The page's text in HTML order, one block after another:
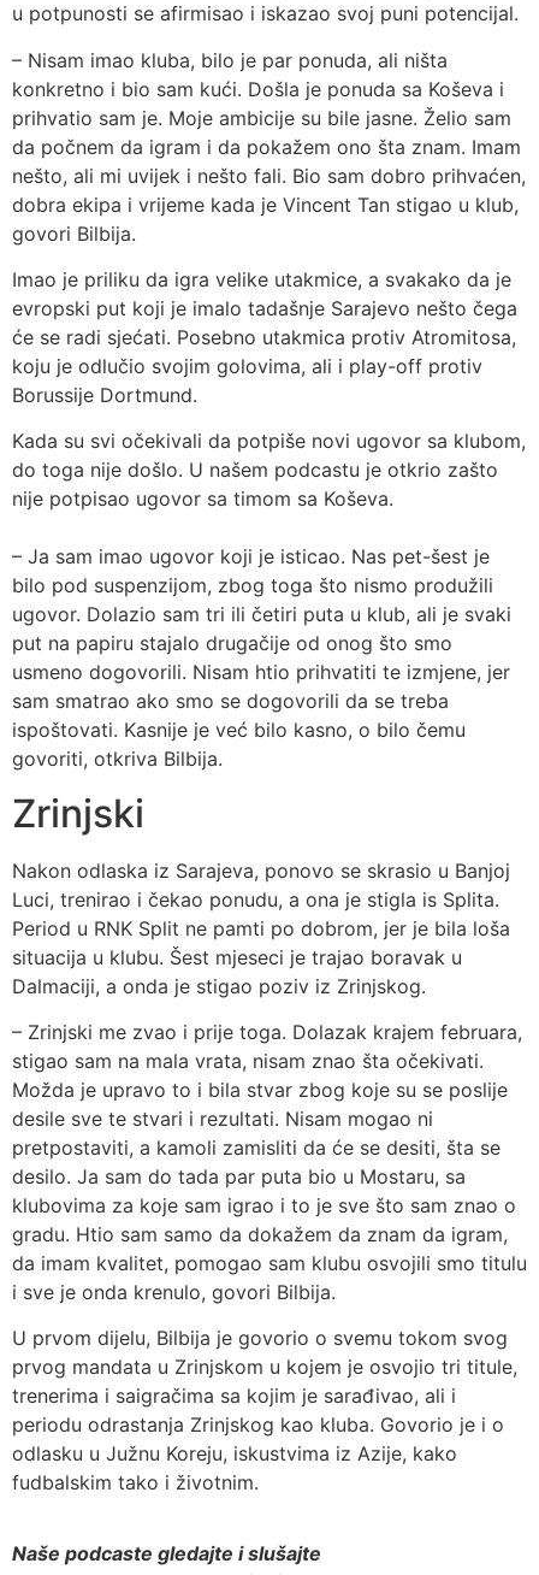
u potpunosti se afirmisao i iskazao svoj puni potencijal.
– Nisam imao kluba, bilo je par ponuda, ali ništa
konkretno i bio sam kući. Došla je ponuda sa Koševa i
prihvatio sam je. Moje ambicije su bile jasne. Želio sam
da počnem da igram i da pokažem ono šta znam. Imam
nešto, ali mi uvijek i nešto fali. Bio sam dobro prihvaćen,
dobra ekipa i vrijeme kada je Vincent Tan stigao u klub,
govori Bilbija.
Imao je priliku da igra velike utakmice, a svakako da je
evropski put koji je imalo tadašnje Sarajevo nešto čega
će se radi sjećati. Posebno utakmica protiv Atromitosa,
koju je odlučio svojim golovima, ali i play-off protiv
Borussije Dortmund.
Kada su svi očekivali da potpiše novi ugovor sa klubom,
do toga nije došlo. U našem podcastu je otkrio zašto
nije potpisao ugovor sa timom sa Koševa.
– Ja sam imao ugovor koji je isticao. Nas pet-šest je
bilo pod suspenzijom, zbog toga što nismo produžili
ugovor. Dolazio sam tri ili četiri puta u klub, ali je svaki
put na papiru stajalo drugačije od onog što smo
usmeno dogovorili. Nisam htio prihvatiti te izmjene, jer
sam smatrao ako smo se dogovorili da se treba
ispoštovati. Kasnije je već bilo kasno, o bilo čemu
govoriti, otkriva Bilbija.
Zrinjski
Nakon odlaska iz Sarajeva, ponovo se skrasio u Banjoj
Luci, trenirao i čekao ponudu, a ona je stigla is Splita.
Period u RNK Split ne pamti po dobrom, jer je bila loša
situacija u klubu. Šest mjeseci je trajao boravak u
Dalmaciji, a onda je stigao poziv iz Zrinjskog.
– Zrinjski me zvao i prije toga. Dolazak krajem februara,
stigao sam na mala vrata, nisam znao šta očekivati.
Možda je upravo to i bila stvar zbog koje su se poslije
desile sve te stvari i rezultati. Nisam mogao ni
pretpostaviti, a kamoli zamisliti da će se desiti, šta se
desilo. Ja sam do tada par puta bio u Mostaru, sa
klubovima za koje sam igrao i to je sve što sam znao o
gradu. Htio sam samo da dokažem da znam da igram,
da imam kvalitet, pomogao sam klubu osvojili smo titulu
i sve je onda krenulo, govori Bilbija.
U prvom dijelu, Bilbija je govorio o svemu tokom svog
prvog mandata u Zrinjskom u kojem je osvojio tri titule,
trenerima i saigračima sa kojim je sarađivao, ali i
periodu odrastanja Zrinjskog kao kluba. Govorio je i o
odlasku u Južnu Koreju, iskustvima iz Azije, kako
fudbalskim tako i životnim.
Naše podcaste gledajte i slušajte